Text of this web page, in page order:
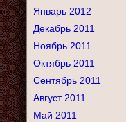
Январь 2012
Декабрь 2011
Ноябрь 2011
Октябрь 2011
Сентябрь 2011
Август 2011
Май 2011